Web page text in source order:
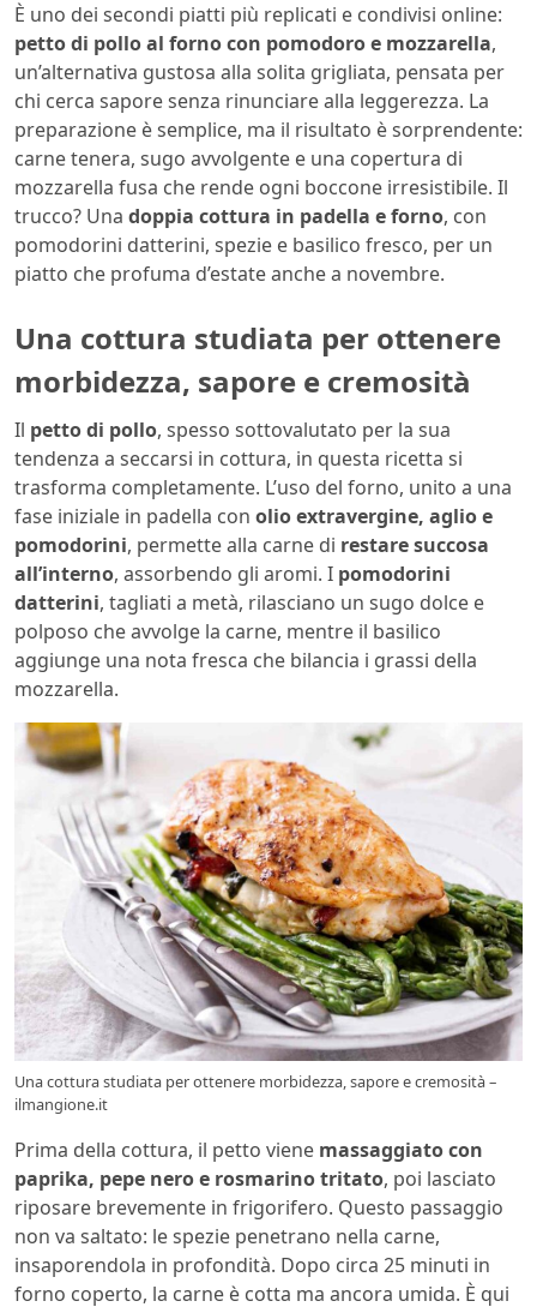
È uno dei secondi piatti più replicati e condivisi online:
petto di pollo al forno con pomodoro e mozzarella,
un’alternativa gustosa alla solita grigliata, pensata per
chi cerca sapore senza rinunciare alla leggerezza. La
preparazione è semplice, ma il risultato è sorprendente:
carne tenera, sugo avvolgente e una copertura di
mozzarella fusa che rende ogni boccone irresistibile. Il
trucco? Una doppia cottura in padella e forno, con
pomodorini datterini, spezie e basilico fresco, per un
piatto che profuma d’estate anche a novembre.
Una cottura studiata per ottenere
morbidezza, sapore e cremosità
Il petto di pollo, spesso sottovalutato per la sua
tendenza a seccarsi in cottura, in questa ricetta si
trasforma completamente. L’uso del forno, unito a una
fase iniziale in padella con olio extravergine, aglio e
pomodorini, permette alla carne di restare succosa
all’interno, assorbendo gli aromi. I pomodorini
datterini, tagliati a metà, rilasciano un sugo dolce e
polposo che avvolge la carne, mentre il basilico
aggiunge una nota fresca che bilancia i grassi della
mozzarella.
Una cottura studiata per ottenere morbidezza, sapore e cremosità –
ilmangione.it
Prima della cottura, il petto viene massaggiato con
paprika, pepe nero e rosmarino tritato, poi lasciato
riposare brevemente in frigorifero. Questo passaggio
non va saltato: le spezie penetrano nella carne,
insaporendola in profondità. Dopo circa 25 minuti in
forno coperto, la carne è cotta ma ancora umida. È qui